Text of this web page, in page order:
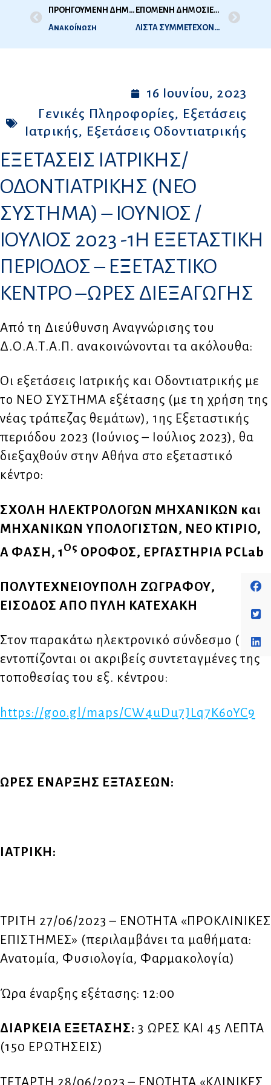
ΠΡΟΗΓΟΥΜΕΝΗ ΔΗΜΟΣΙΕΥΣΗ
Ανακοίνωση
ΕΠΟΜΕΝΗ ΔΗΜΟΣΙΕΥΣΗ
ΛΙΣΤΑ ΣΥΜΜΕΤΕΧΟΝΤΩΝ ΣΤΙΣ ΕΞΕΤΑΣΕΙΣ ΙΑΤΡΙΚΗΣ 1ΗΣ ΕΞ ΠΕΡΙΟΔΟΥ 2023 (ΙΟΥΝΙΟΣ 2023) ΜΕ ΤΟ ΝΕΟ ΣΥΣΤΗΜΑ
16 Ιουνίου, 2023
Γενικές Πληροφορίες, Εξετάσεις
Ιατρικής, Εξετάσεις Οδοντιατρικής
ΕΞΕΤΑΣΕΙΣ ΙΑΤΡΙΚΗΣ/
ΟΔΟΝΤΙΑΤΡΙΚΗΣ (ΝΕΟ
ΣΥΣΤΗΜΑ) – ΙΟΥΝΙΟΣ /
ΙΟΥΛΙΟΣ 2023 -1Η ΕΞΕΤΑΣΤΙΚΗ
ΠΕΡΙΟΔΟΣ – ΕΞΕΤΑΣΤΙΚΟ
ΚΕΝΤΡΟ –ΩΡΕΣ ΔΙΕΞΑΓΩΓΗΣ
Από τη Διεύθυνση Αναγνώρισης του
Δ.Ο.Α.Τ.Α.Π. ανακοινώνονται τα ακόλουθα:
Οι εξετάσεις Ιατρικής και Οδοντιατρικής με
το ΝΕΟ ΣΥΣΤΗΜΑ εξέτασης (με τη χρήση της
νέας τράπεζας θεμάτων), 1ης Εξεταστικής
περιόδου 2023 (Ιούνιος – Ιούλιος 2023), θα
διεξαχθούν στην Αθήνα στο εξεταστικό
κέντρο:
ΣΧΟΛΗ ΗΛΕΚΤΡΟΛΟΓΩΝ ΜΗΧΑΝΙΚΩΝ και
ΜΗΧΑΝΙΚΩΝ ΥΠΟΛΟΓΙΣΤΩΝ, ΝΕΟ ΚΤΙΡΙΟ,
Α ΦΑΣΗ, 1 Ος ΟΡΟΦΟΣ, ΕΡΓΑΣΤΗΡΙΑ PCLab
ΠΟΛΥΤΕΧΝΕΙΟΥΠΟΛΗ ΖΩΓΡΑΦΟΥ,
ΕΙΣΟΔΟΣ ΑΠΟ ΠΥΛΗ ΚΑΤΕΧΑΚΗ
Στον παρακάτω ηλεκτρονικό σύνδεσμο (link)
εντοπίζονται οι ακριβείς συντεταγμένες της
τοποθεσίας του εξ. κέντρου:
https://goo.gl/maps/CW4uDu7JLq7K6oYC9
ΩΡΕΣ ΕΝΑΡΞΗΣ ΕΞΤΑΣΕΩΝ :
ΙΑΤΡΙΚΗ:
ΤΡΙΤΗ 27/06/2023 – ΕΝΟΤΗΤΑ «ΠΡΟΚΛΙΝΙΚΕΣ
ΕΠΙΣΤΗΜΕΣ» (περιλαμβάνει τα μαθήματα:
Ανατομία, Φυσιολογία, Φαρμακολογία)
Ώρα έναρξης εξέτασης: 12:00
ΔΙΑΡΚΕΙΑ ΕΞΕΤΑΣΗΣ: 3 ΩΡΕΣ ΚΑΙ 45 ΛΕΠΤΑ
(150 ΕΡΩΤΗΣΕΙΣ)
ΤΕΤΑΡΤΗ 28/06/2023 – ΕΝΟΤΗΤΑ «ΚΛΙΝΙΚΕΣ